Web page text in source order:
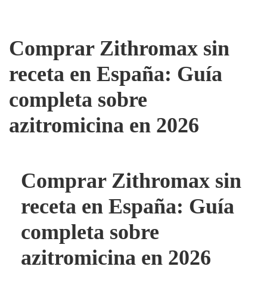
Comprar Zithromax sin
receta en España: Guía
completa sobre
azitromicina en 2026
Comprar Zithromax sin
receta en España: Guía
completa sobre
azitromicina en 2026